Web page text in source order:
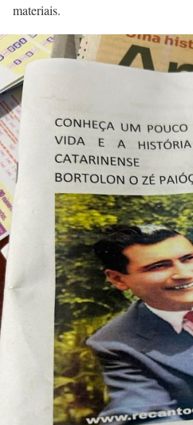
materiais.